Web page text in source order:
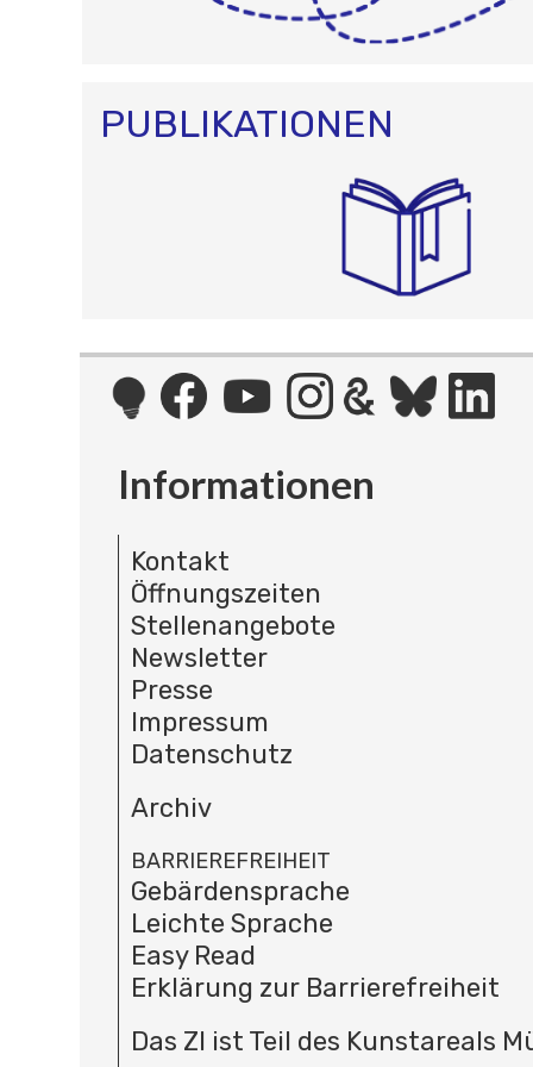
PUBLIKATIONEN
Informationen
Kontakt
Öffnungszeiten
Stellenangebote
Newsletter
Presse
Impressum
Datenschutz
Archiv
BARRIEREFREIHEIT
Gebärdensprache
Leichte Sprache
Easy Read
Erklärung zur Barrierefreiheit
Das ZI ist Teil des Kunstareals